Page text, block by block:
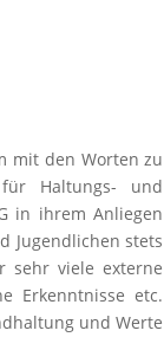
mit den Worten zu
Haltungs- und
in ihrem Anliegen
Jugendlichen stets
sehr viele externe
Erkenntnisse etc.
und Werte